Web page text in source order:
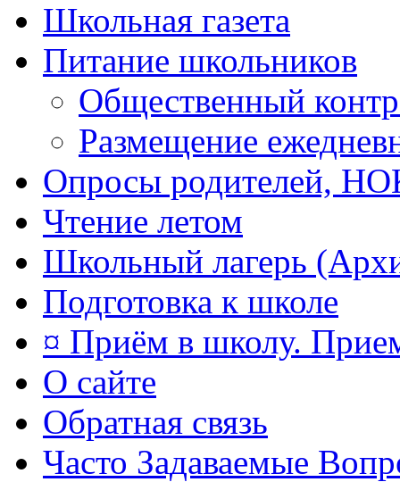
Школьная газета
Питание школьников
Общественный
Размещение
Опросы родителей,
Чтение летом
Школьный лагерь
Подготовка к школе
¤ Приём в школу.
О сайте
Обратная связь
Часто Задаваемые